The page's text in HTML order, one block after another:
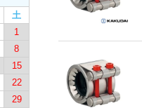
土
1
8
15
22
29